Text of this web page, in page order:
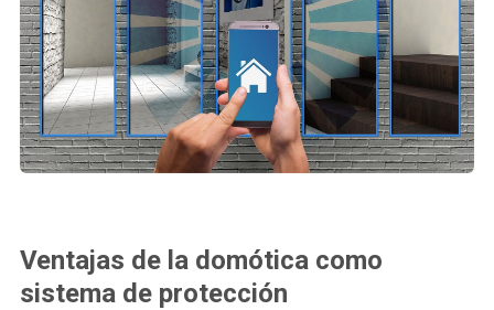
Ventajas de la domótica como
sistema de protección